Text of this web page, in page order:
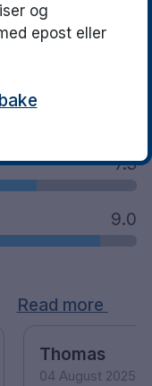
7.3
9.0
Read more
Thomas
04 August 2025
og
epost eller